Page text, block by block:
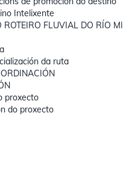
Intelixente
FLUVIAL DO RÍO
da ruta
proxecto
do proxecto